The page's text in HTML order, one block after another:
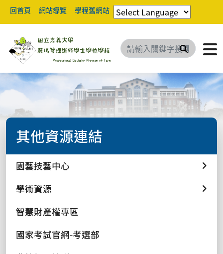
回首頁 網站導覽 學程舊網站
搜尋
其他資源連結
園藝技藝中心
學術資源
智慧財產權專區
國家考試官網-考選部